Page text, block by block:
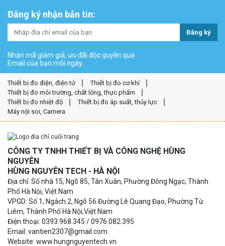
Đăng ký nhận bản tin:
Đăng ký
Nhận mã giảm giá, ưu đãi độc quyền qua
Email của bạn mỗi ngày.
Thiết bị đo điện, điện tử
Thiết bị đo cơ khí
Thiết bị đo môi trường, chất lỏng, thực phẩm
Thiết bị đo nhiệt độ
Thiết bị đo áp suất, thủy lực
Máy nội soi, Camera
CÔNG TY TNHH THIẾT BỊ VÀ CÔNG NGHỆ HÙNG
NGUYÊN
HÙNG NGUYÊN TECH - HÀ NỘI
Địa chỉ: Số nhà 15, Ngõ 85, Tân Xuân, Phường Đông Ngạc, Thành
Phố Hà Nội, Việt Nam
VPGD: Số 1, Ngách 2, Ngõ 56 Đường Lê Quang Đạo, Phường Từ
Liêm, Thành Phố Hà Nội,Việt Nam
Điện thoại: 0393.968.345 / 0976.082.395
Email: vantien2307@gmail.com
Website: www.hungnguyentech.vn